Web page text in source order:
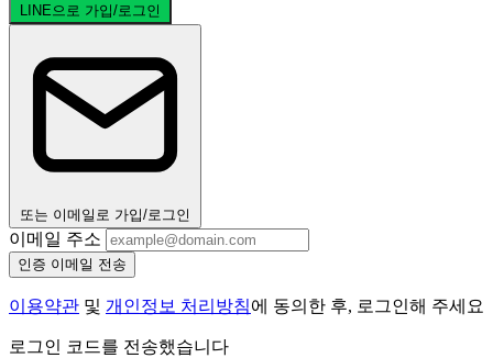
LINE으로 가입/로그인
또는 이메일로 가입/로그인
이메일 주소
인증 이메일 전송
이용약관 및 개인정보 처리방침에 동의한 후, 로그인해 주세요
로그인 코드를 전송했습니다